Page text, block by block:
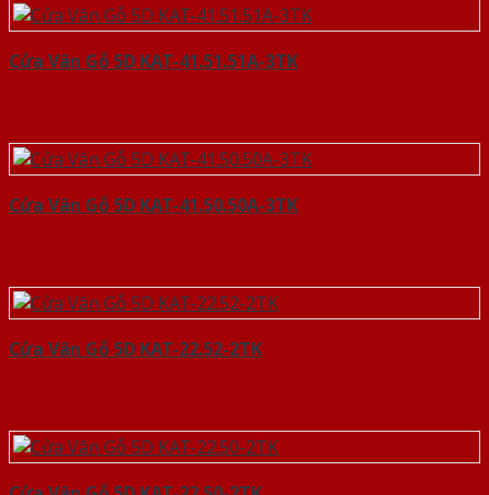
Cửa Vân Gỗ 5D KAT-41.51.51A-3TK
Cửa Vân Gỗ 5D KAT-41.50.50A-3TK
Cửa Vân Gỗ 5D KAT-22.52-2TK